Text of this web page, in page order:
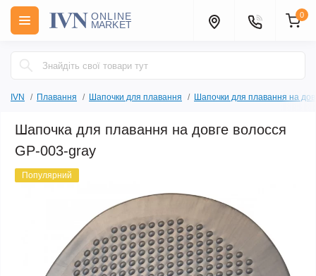
0
IVN Плавання Шапочки для плавання Шапочки для плавання на
Шапочка для плавання на довге волосся
GP-003-gray
Популярний